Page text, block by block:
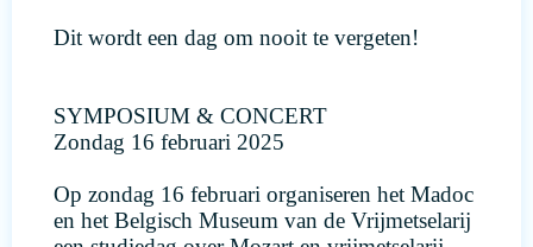
Dit wordt een dag om nooit te vergeten!
SYMPOSIUM & CONCERT
Zondag 16 februari 2025
Op zondag 16 februari organiseren het Madoc
en het Belgisch Museum van de Vrijmetselarij